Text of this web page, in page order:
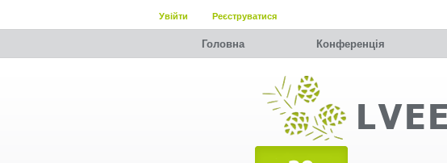
Увійти Реєструватися
Головна Конференція